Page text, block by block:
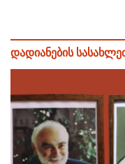
დადიანების